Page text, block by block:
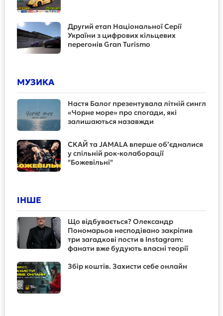
Другий етап Національної Серії
України з цифрових кільцевих
перегонів Gran Turismo
МУЗИКА
Настя Балог презентувала літній сингл
«Чорне море» про спогади, які
залишаються назавжди
СКАЙ та JAMALA вперше об’єдналися
у спільній рок-колаборації
"Божевільні"
ІНШЕ
Що відбувається? Олександр
Пономарьов несподівано закріпив
три загадкові пости в Instagram:
фанати вже будують власні теорії
Збір коштів. Захисти себе онлайн